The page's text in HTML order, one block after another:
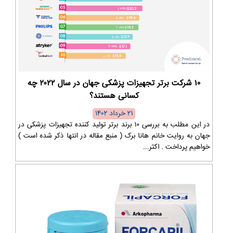
۱۰ شرکت برتر تجهیزات پزشکی جهان در سال ۲۰۲۲ چه
کسانی هستند؟
۲۱ خرداد ۱۴۰۲
در این مطلب به بررسی ۱۰ برند برتر تولید کننده تجهیزات پزشکی در
جهان به روایت خانم هانا برک ( منبع مقاله در انتها ذکر شده است )
خواهیم پرداخت . اکثر...